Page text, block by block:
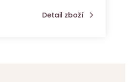
Detail zboží